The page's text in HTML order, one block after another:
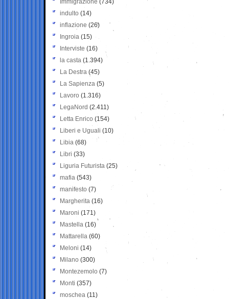
Immigrazione (734)
indulto (14)
inflazione (26)
Ingroia (15)
Interviste (16)
la casta (1.394)
La Destra (45)
La Sapienza (5)
Lavoro (1.316)
LegaNord (2.411)
Letta Enrico (154)
Liberi e Uguali (10)
Libia (68)
Libri (33)
Liguria Futurista (25)
mafia (543)
manifesto (7)
Margherita (16)
Maroni (171)
Mastella (16)
Mattarella (60)
Meloni (14)
Milano (300)
Montezemolo (7)
Monti (357)
moschea (11)